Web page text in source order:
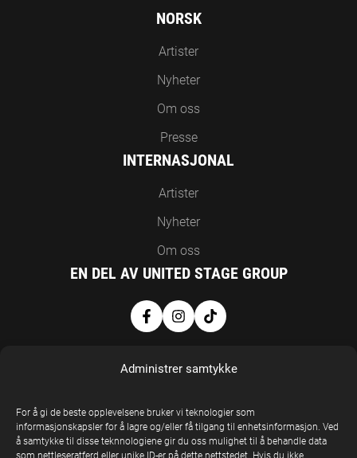
Administrer samtykke
For å gi de beste opplevelsene bruker vi teknologier som
informasjonskapsler for å lagre og/eller få tilgang til enhetsinformasjon. Ved
å samtykke til disse teknnologiene gir du oss mulighet til å behandle data
som nettleseratferd eller unike ID-er på dette nettstedet. Hvis du ikke
NORSK
Artister
Nyheter
Om oss
Presse
INTERNASJONAL
Artister
Nyheter
Om oss
EN DEL AV UNITED STAGE GROUP
United Stage